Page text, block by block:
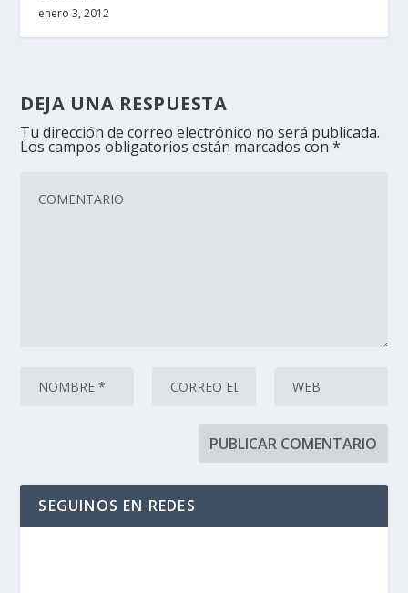
enero 3, 2012
DEJA UNA RESPUESTA
Tu dirección de correo electrónico no será publicada.
Los campos obligatorios están marcados con*
SEGUINOS EN REDES